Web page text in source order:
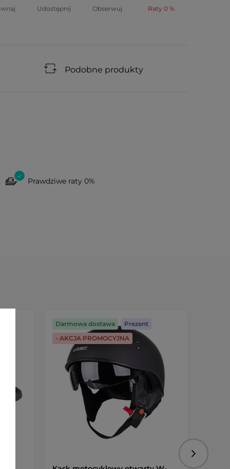
Udostępnij Obserwuj Raty 0 %
Podobne produkty
Prawdziwe raty 0%
Darmowa dostawa
Prezent
- AKCJA PROMOCYJNA
Następny